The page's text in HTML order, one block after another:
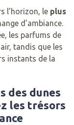
l’horizon, le plus
d’ambiance.
les parfums de
tandis que les
instants de la
des dunes
les trésors